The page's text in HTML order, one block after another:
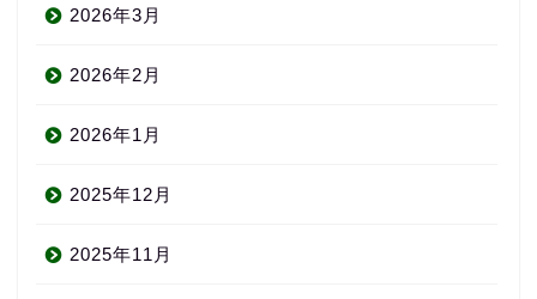
2026年3月
2026年2月
2026年1月
2025年12月
2025年11月